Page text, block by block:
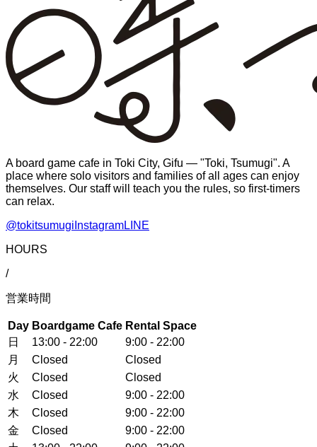
A board game cafe in Toki City, Gifu — "Toki, Tsumugi". A
place where solo visitors and families of all ages can enjoy
themselves. Our staff will teach you the rules, so first-timers
can relax.
@tokitsumugi InstagramLINE
HOURS
/
営業時間
Day Boardgame Cafe Rental Space
日
13:00 - 22:00
9:00 - 22:00
月
Closed
Closed
火
Closed
Closed
水
Closed
9:00 - 22:00
木
Closed
9:00 - 22:00
金
Closed
9:00 - 22:00